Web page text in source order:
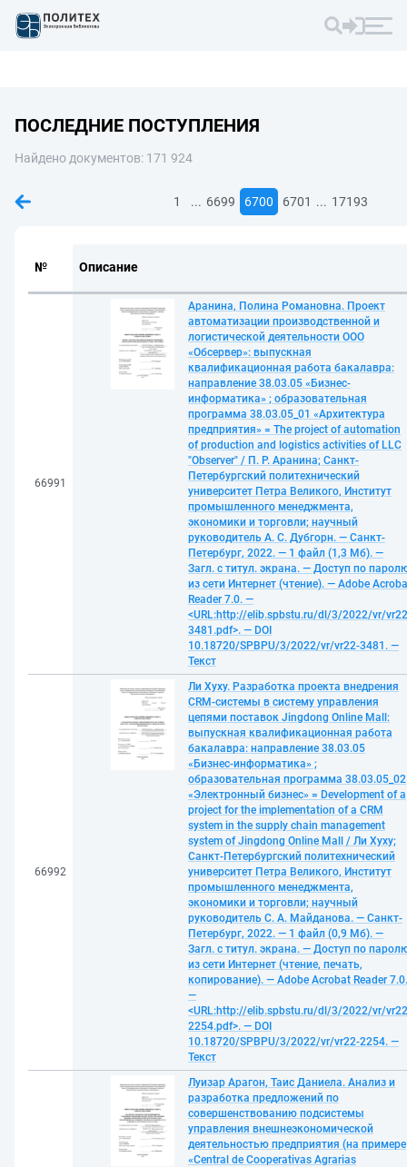
ПОСЛЕДНИЕ ПОСТУПЛЕНИЯ
Найдено документов: 171 924
1 ... 6699 6700 6701 ... 17193
№ Описание
66991
Аранина, Полина Романовна. Проект
автоматизации производственной и
логистической деятельности ООО
«Обсервер»: выпускная
квалификационная работа бакалавра:
направление 38.03.05 «Бизнес-
информатика» ; образовательная
программа 38.03.05_01 «Архитектура
предприятия» = The project of automation
of production and logistics activities of LLC
"Observer" / П. Р. Аранина; Санкт-
Петербургский политехнический
университет Петра Великого, Институт
промышленного менеджмента,
экономики и торговли; научный
руководитель А. С. Дубгорн. — Санкт-
Петербург, 2022. — 1 файл (1,3 Мб). —
Загл. с титул. экрана. — Доступ по
из сети Интернет (чтение). — Adobe
Reader 7.0. —
<URL:http://elib.spbstu.ru/dl/3/2022/vr/
3481.pdf>. — DOI
10.18720/SPBPU/3/2022/vr/vr22-3481. —
Текст
66992
Ли Хуху. Разработка проекта внедрения
CRM-системы в систему управления
цепями поставок Jingdong Online Mall:
выпускная квалификационная работа
бакалавра: направление 38.03.05
«Бизнес-информатика» ;
образовательная программа 38.03.05_02
«Электронный бизнес» = Development of a
project for the implementation of a CRM
system in the supply chain management
system of Jingdong Online Mall / Ли Хуху;
Санкт-Петербургский политехнический
университет Петра Великого, Институт
промышленного менеджмента,
экономики и торговли; научный
руководитель С. А. Майданова. — Санкт-
Петербург, 2022. — 1 файл (0,9 Мб). —
Загл. с титул. экрана. — Доступ по
из сети Интернет (чтение, печать,
копирование). — Adobe Acrobat Reader 7.0.
—
<URL:http://elib.spbstu.ru/dl/3/2022/vr/
2254.pdf>. — DOI
10.18720/SPBPU/3/2022/vr/vr22-2254. —
Текст
Луизар Арагон, Таис Даниела. Анализ и
разработка предложений по
совершенствованию подсистемы
управления внешнеэкономической
деятельностью предприятия (на примере
«Central de Cooperativas Agrarias